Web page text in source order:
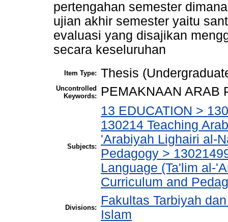
pertengahan semester
ujian akhir semester yaitu
evaluasi yang disajikan
secara keseluruhan
Item Type: Thesis
Uncontrolled
Keywords:
PEMAKNAAN ARAB
Subjects:
13 EDUCATION >
130214 Teaching
'Arabiyah Lighairi al-
Pedagogy >
Language (Ta'lim al-
Curriculum and
Divisions:
Fakultas Tarbiyah
Islam